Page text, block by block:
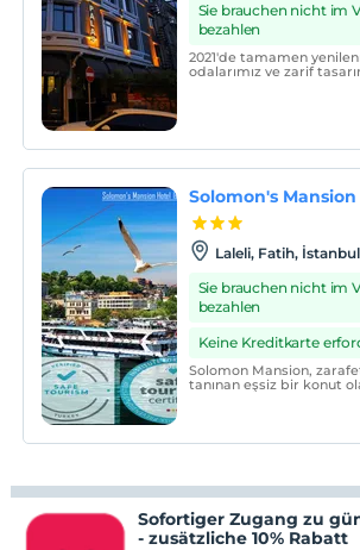
Sie brauchen nicht im
bezahlen
2021'de tamamen
odalarımız ve zarif
Solomon's
Laleli, Fatih, İstanbul
Sie brauchen nicht im
bezahlen
Keine Kreditkarte
Solomon Mansion,
tanınan eşsiz bir konut
Sofortiger Zugang zu
- zusätzliche 10% Rabatt